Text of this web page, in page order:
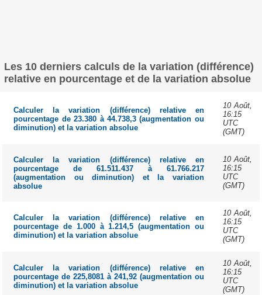
Les 10 derniers calculs de la variation (différence)
relative en pourcentage et de la variation absolue
Calculer la variation (différence) relative en
pourcentage de 23.380 à 44.738,3 (augmentation ou
diminution) et la variation absolue
10 Août,
16:15
UTC
(GMT)
Calculer la variation (différence) relative en
pourcentage de 61.511.437 à 61.766.217
(augmentation ou diminution) et la variation
absolue
10 Août,
16:15
UTC
(GMT)
Calculer la variation (différence) relative en
pourcentage de 1.000 à 1.214,5 (augmentation ou
diminution) et la variation absolue
10 Août,
16:15
UTC
(GMT)
Calculer la variation (différence) relative en
pourcentage de 225,8081 à 241,92 (augmentation ou
diminution) et la variation absolue
10 Août,
16:15
UTC
(GMT)